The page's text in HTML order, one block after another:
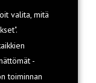
täyttämisen
ratkaisua
hieman
valita, mitä
-
toiminnan